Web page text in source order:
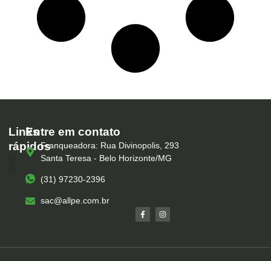
Links
rápidos
Entre em contato
Franqueadora: Rua Divinopolis, 293
Santa Teresa - Belo Horizonte/MG
(31) 97230-2396
sac@allpe.com.br